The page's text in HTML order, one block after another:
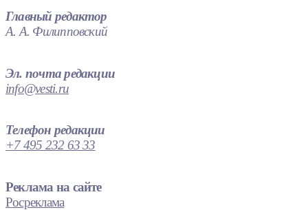
Главный редактор
А. А. Филипповский
Эл. почта редакции
info@vesti.ru
Телефон редакции
+7 495 232 63 33
Реклама на сайте
Росреклама